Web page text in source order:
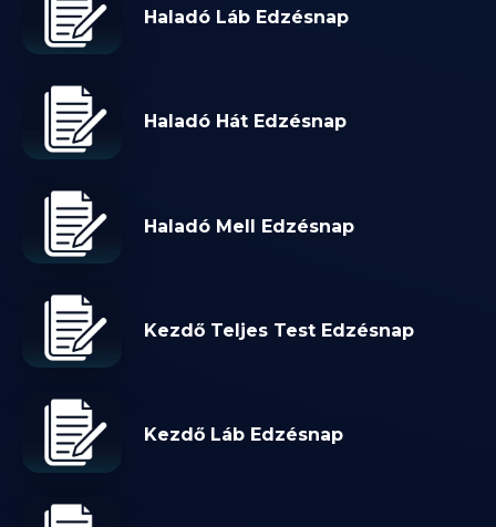
Haladó Láb Edzésnap
Haladó Hát Edzésnap
Haladó Mell Edzésnap
Kezdő Teljes Test Edzésnap
Kezdő Láb Edzésnap